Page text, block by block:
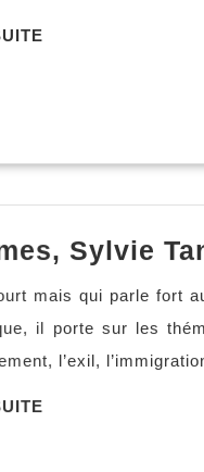
Sylvie
mais qui parle fort
il porte sur les
l’exil,